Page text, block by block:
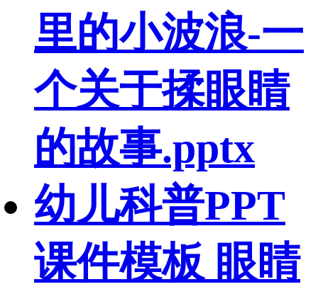
里的小波浪-一
个关于揉眼睛
的故事.pptx
幼儿科普PPT
课件模板 眼睛